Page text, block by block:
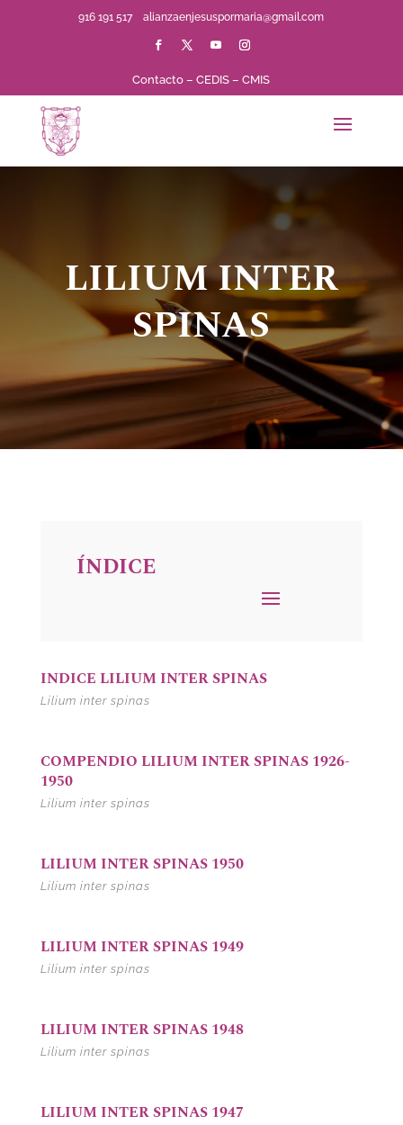
916 191 517alianzaenjesuspormaria@gmail.com
Contacto –CEDIS –CMIS
LILIUM INTER
SPINAS
ÍNDICE
INDICE LILIUM INTER SPINAS
Lilium inter spinas
COMPENDIO LILIUM INTER SPINAS 1926-
1950
Lilium inter spinas
LILIUM INTER SPINAS 1950
Lilium inter spinas
LILIUM INTER SPINAS 1949
Lilium inter spinas
LILIUM INTER SPINAS 1948
Lilium inter spinas
LILIUM INTER SPINAS 1947